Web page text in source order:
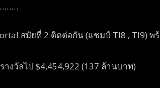
สมัยที่ 2 ติดต่อกัน (แชมป์ TI8 , TI9) พ
งวัลไป $4,454,922 (137 ล้านบาท)